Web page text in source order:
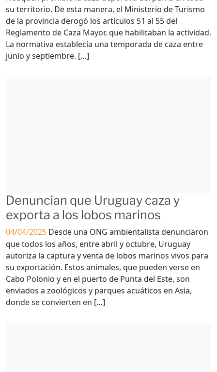
su territorio. De esta manera, el Ministerio de Turismo
de la provincia derogó los artículos 51 al 55 del
Reglamento de Caza Mayor, que habilitaban la actividad.
La normativa establecía una temporada de caza entre
junio y septiembre. […]
Denuncian que Uruguay caza y
exporta a los lobos marinos
04/04/2025 Desde una ONG ambientalista denunciaron
que todos los años, entre abril y octubre, Uruguay
autoriza la captura y venta de lobos marinos vivos para
su exportación. Estos animales, que pueden verse en
Cabo Polonio y en el puerto de Punta del Este, son
enviados a zoológicos y parques acuáticos en Asia,
donde se convierten en […]